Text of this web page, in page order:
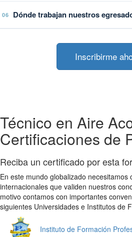
06 Dónde trabajan nuestros
Inscribirme
Técnico en Aire
Certificaciones de
Reciba un certificado por esta
En este mundo globalizado necesitamos
internacionales que validen nuestros
motivo contamos con importantes
siguientes Universidades e Institutos de
Instituto de Formación